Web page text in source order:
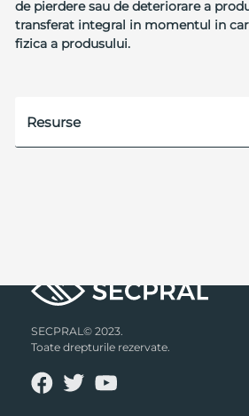
de pierdere sau de deteriorare a
transferat integral in momentul in
fizica a produsului.
Resurse
SECPRAL© 2023.
Toate drepturile rezervate.